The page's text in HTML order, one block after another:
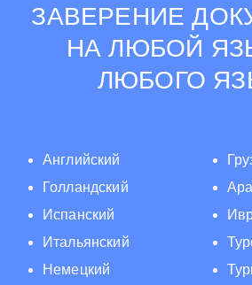
ЗАВЕРЕНИЕ
НА ЛЮБОЙ
ЛЮБОГО
Английский
Голландский
Испанский
Итальянский
Немецкий